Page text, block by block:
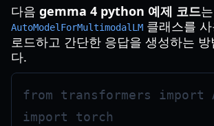
다음 gemma 4 python 예제 코드는
AutoModelForMultimodalLM 클래스를
로드하고 간단한 응답을 생성하는
다.
from transformers import
import torch